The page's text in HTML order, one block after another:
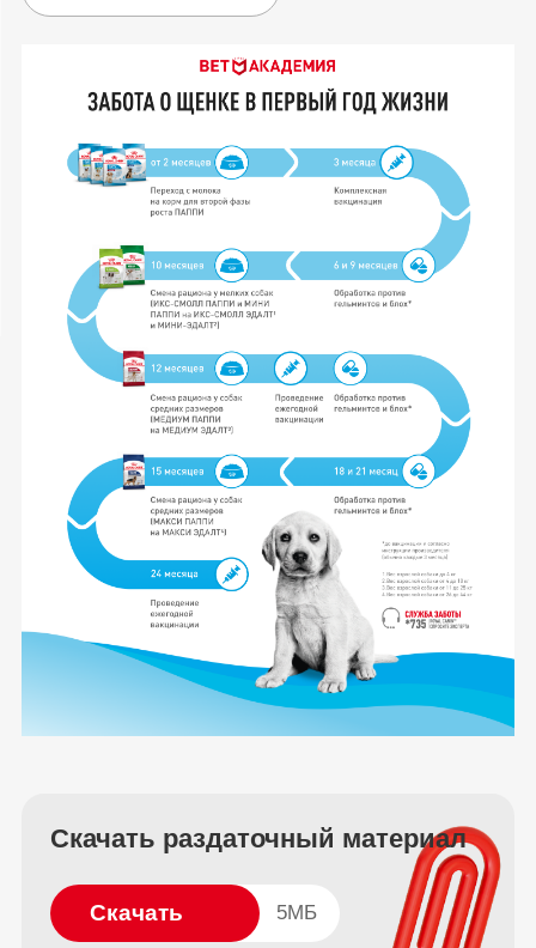
Скачать раздаточный материал
Скачать 5МБ